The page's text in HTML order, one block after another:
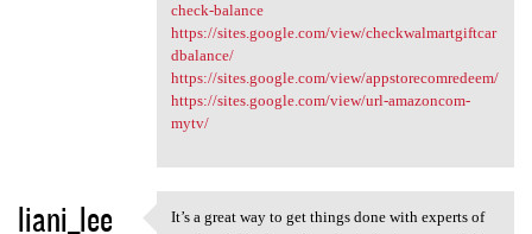
check-balance
https://sites.google.com/view/checkwalmartgiftcar
dbalance/
https://sites.google.com/view/appstorecomredeem/
https://sites.google.com/view/url-amazoncom-
mytv/
liani_lee
It’s a great way to get things done with experts of